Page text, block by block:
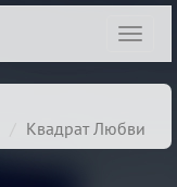
Квадрат Любви